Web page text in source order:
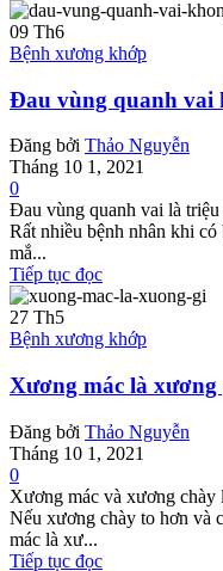
09 Th6
Bệnh xương khớp
Đau vùng quanh vai
Đăng bởi Thảo Nguyễn
Tháng 10 1, 2021
0
Đau vùng quanh vai là
Rất nhiều bệnh nhân khi
mắ...
Tiếp tục đọc
27 Th5
Bệnh xương khớp
Xương mác là xương
Đăng bởi Thảo Nguyễn
Tháng 10 1, 2021
0
Xương mác và xương chày
Nếu xương chày to hơn và
mác là xư...
Tiếp tục đọc